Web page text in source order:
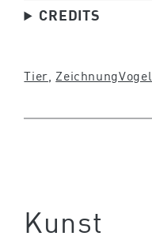
CREDITS
Tier ZeichnungVogel
Kunst